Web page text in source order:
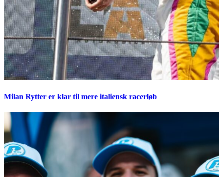
Milan Rytter er klar til mere italiensk racerløb